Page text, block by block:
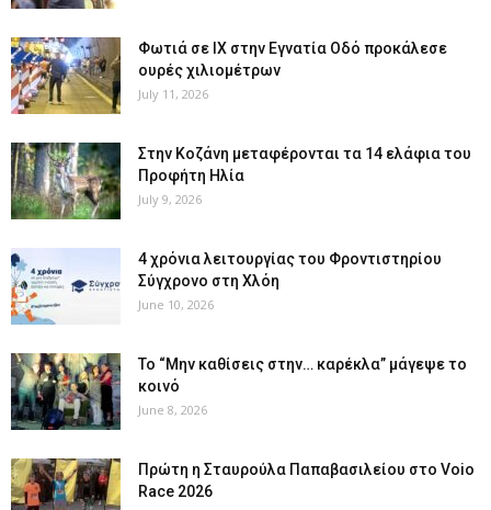
Φωτιά σε ΙΧ στην Εγνατία Οδό προκάλεσε
ουρές χιλιομέτρων
July 11, 2026
Στην Κοζάνη μεταφέρονται τα 14 ελάφια του
Προφήτη Ηλία
July 9, 2026
4 χρόνια λειτουργίας του Φροντιστηρίου
Σύγχρονο στη Χλόη
June 10, 2026
Το “Μην καθίσεις στην… καρέκλα” μάγεψε το
κοινό
June 8, 2026
Πρώτη η Σταυρούλα Παπαβασιλείου στο Voio
Race 2026